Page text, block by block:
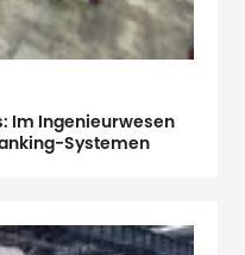
Im Ingenieurwesen
Systemen